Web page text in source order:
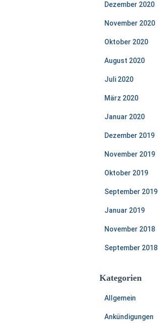
Dezember 2020
November 2020
Oktober 2020
August 2020
Juli 2020
März 2020
Januar 2020
Dezember 2019
November 2019
Oktober 2019
September 2019
Januar 2019
November 2018
September 2018
Kategorien
Allgemein
Ankündigungen